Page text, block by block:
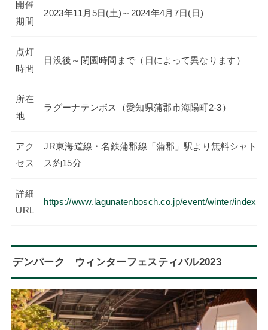
開催
期間
2023年11月5日(土)～2024年4月7日(日)
点灯
時間
日没後～閉園時間まで（日によって異なります）
所在
地
ラグーナテンボス（愛知県蒲郡市海陽町2-3）
アク
セス
JR東海道線・名鉄蒲郡線「蒲郡」駅より無料シャトル
ス約15分
詳細
URL
https://www.lagunatenbosch.co.jp/event/winter/
デンパーク ウィンターフェスティバル2023